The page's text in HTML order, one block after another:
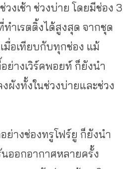
งเช้า ช่วงบ่าย โดยมีช่อง 3
ำเรตติ้งได้สูงสุด จากชุด
มื่อเทียบกับทุกช่อง แม้
ย่างเวิร์คพอยท์ ก็ยังนำ
ผังทั้งในช่วงบ่ายและช่วง
ย่างช่องทรูโฟร์ยู ก็ยังนำ
ออกอากาศหลายครั้ง